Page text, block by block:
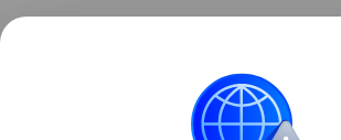
Акции: их виды и способы
инвестирования
В статье подробно расскажем о том,